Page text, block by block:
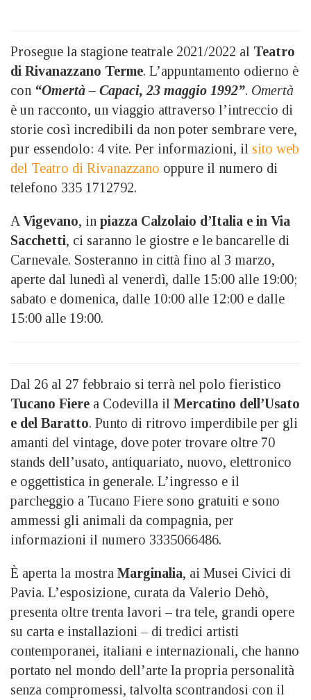
Prosegue la stagione teatrale 2021/2022 al Teatro
di Rivanazzano Terme. L’appuntamento odierno è
con “Omertà – Capaci, 23 maggio 1992”. Omertà
è un racconto, un viaggio attraverso l’intreccio di
storie così incredibili da non poter sembrare vere,
pur essendolo: 4 vite. Per informazioni, il sito web
del Teatro di Rivanazzano oppure il numero di
telefono 335 1712792.
A Vigevano, in piazza Calzolaio d’Italia e in Via
Sacchetti, ci saranno le giostre e le bancarelle di
Carnevale. Sosteranno in città fino al 3 marzo,
aperte dal lunedì al venerdì, dalle 15:00 alle 19:00;
sabato e domenica, dalle 10:00 alle 12:00 e dalle
15:00 alle 19:00.
Dal 26 al 27 febbraio si terrà nel polo fieristico
Tucano Fiere a Codevilla il Mercatino dell’Usato
e del Baratto. Punto di ritrovo imperdibile per gli
amanti del vintage, dove poter trovare oltre 70
stands dell’usato, antiquariato, nuovo, elettronico
e oggettistica in generale. L’ingresso e il
parcheggio a Tucano Fiere sono gratuiti e sono
ammessi gli animali da compagnia, per
informazioni il numero 3335066486.
È aperta la mostra Marginalia, ai Musei Civici di
Pavia. L’esposizione, curata da Valerio Dehò,
presenta oltre trenta lavori – tra tele, grandi opere
su carta e installazioni – di tredici artisti
contemporanei, italiani e internazionali, che hanno
portato nel mondo dell’arte la propria personalità
senza compromessi, talvolta scontrandosi con il